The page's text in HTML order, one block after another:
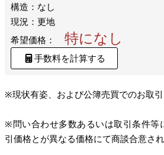
構造：なし
現況：更地
希望価格：
特になし
手数料を計算する
※現状有姿、および公簿売買でのお取引
※問い合わせ多数あるいは取引条件等
引価格とが異なる価格にて商談合意さ